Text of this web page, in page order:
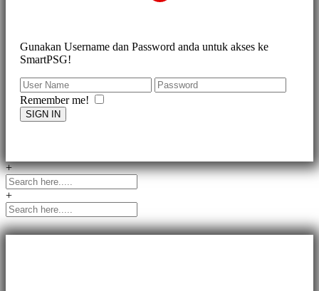
Gunakan Username dan Password anda untuk akses ke
SmartPSG!
Remember me!
SIGN IN
+
+